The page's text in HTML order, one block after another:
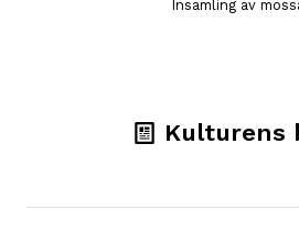
Insamling av
Kulturens